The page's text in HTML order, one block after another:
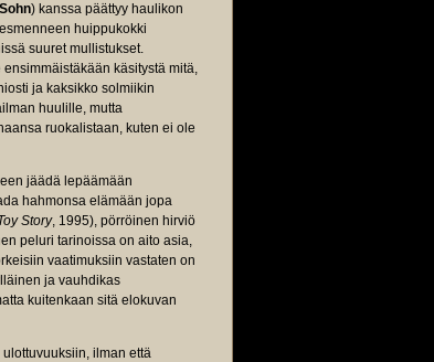
) kanssa päättyy haulikon
huippukokki
suuret mullistukset.
käsitystä mitä,
ja kaksikko solmiikin
huulille, mutta
ruokalistaan, kuten ei ole
jäädä lepäämään
hahmonsa elämään jopa
Story, 1995), pörröinen hirviö
peluri tarinoissa on aito asia,
vaatimuksiin vastaten on
ja vauhdikas
kuitenkaan sitä elokuvan
ilman että